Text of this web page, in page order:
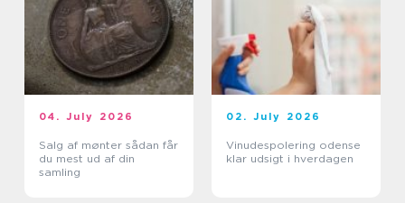
04. July 2026
Salg af mønter sådan får
du mest ud af din
samling
02. July 2026
Vinudespolering odense
klar udsigt i hverdagen